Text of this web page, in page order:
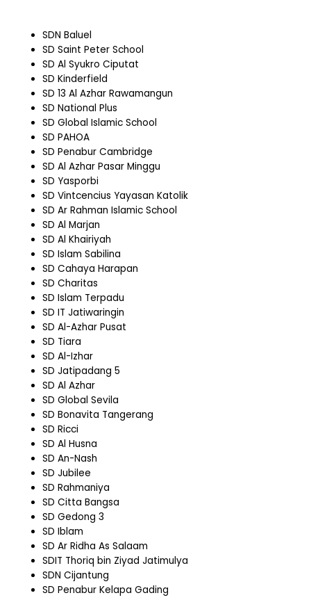
SDN Baluel
SD Saint Peter School
SD Al Syukro Ciputat
SD Kinderfield
SD 13 Al Azhar Rawamangun
SD National Plus
SD Global Islamic School
SD PAHOA
SD Penabur Cambridge
SD Al Azhar Pasar Minggu
SD Yasporbi
SD Vintcencius Yayasan Katolik
SD Ar Rahman Islamic School
SD Al Marjan
SD Al Khairiyah
SD Islam Sabilina
SD Cahaya Harapan
SD Charitas
SD Islam Terpadu
SD IT Jatiwaringin
SD Al-Azhar Pusat
SD Tiara
SD Al-Izhar
SD Jatipadang 5
SD Al Azhar
SD Global Sevila
SD Bonavita Tangerang
SD Ricci
SD Al Husna
SD An-Nash
SD Jubilee
SD Rahmaniya
SD Citta Bangsa
SD Gedong 3
SD Iblam
SD Ar Ridha As Salaam
SDIT Thoriq bin Ziyad Jatimulya
SDN Cijantung
SD Penabur Kelapa Gading